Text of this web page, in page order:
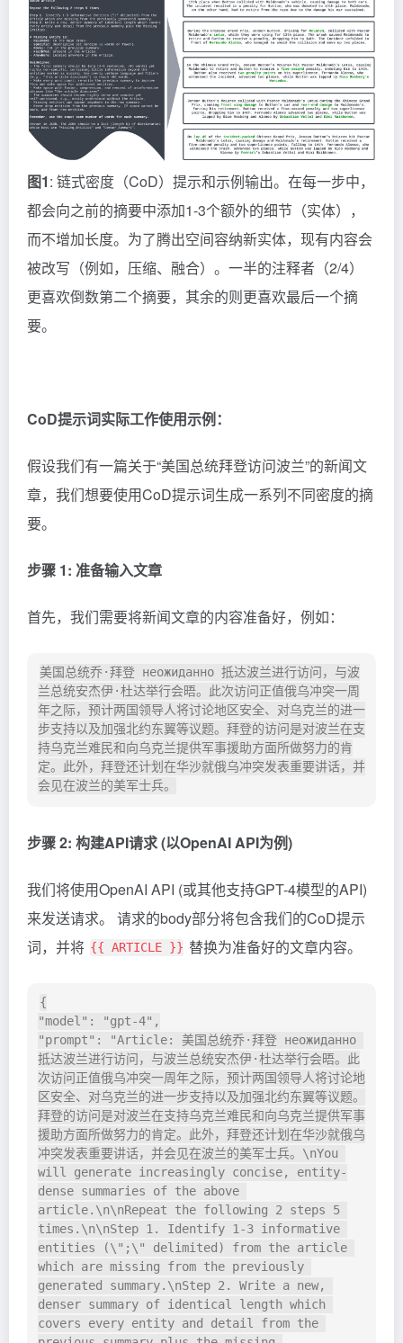
图1: 链式密度（CoD）提示和示例输出。在每一步中，
都会向之前的摘要中添加1-3个额外的细节（实体），
而不增加长度。为了腾出空间容纳新实体，现有内容会
被改写（例如，压缩、融合）。一半的注释者（2/4）
更喜欢倒数第二个摘要，其余的则更喜欢最后一个摘
要。
CoD提示词实际工作使用示例：
假设我们有一篇关于“美国总统拜登访问波兰”的新闻文
章，我们想要使用CoD提示词生成一系列不同密度的摘
要。
步骤 1: 准备输入文章
首先，我们需要将新闻文章的内容准备好，例如：
美国总统乔·拜登 неожиданно 抵达波兰进行访问，与波
兰总统安杰伊·杜达举行会晤。此次访问正值俄乌冲突一周
年之际，预计两国领导人将讨论地区安全、对乌克兰的进一
步支持以及加强北约东翼等议题。拜登的访问是对波兰在支
持乌克兰难民和向乌克兰提供军事援助方面所做努力的肯
定。此外，拜登还计划在华沙就俄乌冲突发表重要讲话，并
步骤 2: 构建API请求 (以OpenAI API为例)
我们将使用OpenAI API (或其他支持GPT-4模型的API)
来发送请求。 请求的body部分将包含我们的CoD提示
词，并将 {{ ARTICLE }} 替换为准备好的文章内容。
{
"model": "gpt-4",
"prompt": "Article: 美国总统乔·拜登 неожиданно
抵达波兰进行访问，与波兰总统安杰伊·杜达举行会晤。此
次访问正值俄乌冲突一周年之际，预计两国领导人将讨论地
区安全、对乌克兰的进一步支持以及加强北约东翼等议题。
拜登的访问是对波兰在支持乌克兰难民和向乌克兰提供军事
援助方面所做努力的肯定。此外，拜登还计划在华沙就俄乌
冲突发表重要讲话，并会见在波兰的美军士兵。\nYou
will generate increasingly concise, entity-
dense summaries of the above
article.\n\nRepeat the following 2 steps 5
times.\n\nStep 1. Identify 1-3 informative
entities (\";\" delimited) from the article
which are missing from the previously
generated summary.\nStep 2. Write a new,
denser summary of identical length which
covers every entity and detail from the